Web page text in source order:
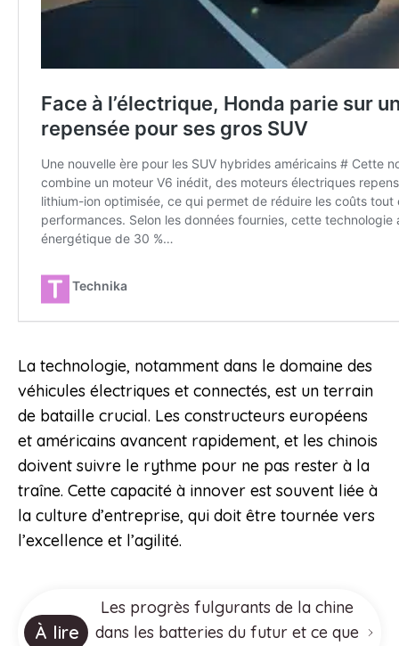
La technologie, notamment dans le domaine des
véhicules électriques et connectés, est un terrain
de bataille crucial. Les constructeurs européens
et américains avancent rapidement, et les chinois
doivent suivre le rythme pour ne pas rester à la
traîne. Cette capacité à innover est souvent liée à
la culture d’entreprise, qui doit être tournée vers
l’excellence et l’agilité.
À lire
Les progrès fulgurants de la chine
dans les batteries du futur et ce que